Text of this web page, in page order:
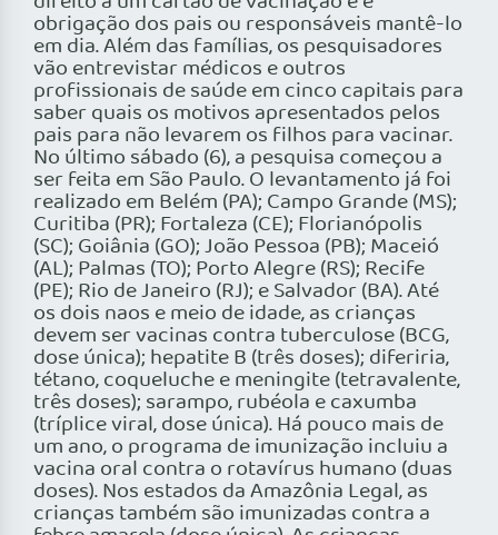
obrigação dos pais ou responsáveis mantê-lo
em dia. Além das famílias, os pesquisadores
vão entrevistar médicos e outros
profissionais de saúde em cinco capitais para
saber quais os motivos apresentados pelos
pais para não levarem os filhos para vacinar.
No último sábado (6), a pesquisa começou a
ser feita em São Paulo. O levantamento já foi
realizado em Belém (PA); Campo Grande (MS);
Curitiba (PR); Fortaleza (CE); Florianópolis
(SC); Goiânia (GO); João Pessoa (PB); Maceió
(AL); Palmas (TO); Porto Alegre (RS); Recife
(PE); Rio de Janeiro (RJ); e Salvador (BA). Até
os dois naos e meio de idade, as crianças
devem ser vacinas contra tuberculose (BCG,
dose única); hepatite B (três doses); diferiria,
tétano, coqueluche e meningite (tetravalente,
três doses); sarampo, rubéola e caxumba
(tríplice viral, dose única). Há pouco mais de
um ano, o programa de imunização incluiu a
vacina oral contra o rotavírus humano (duas
doses). Nos estados da Amazônia Legal, as
crianças também são imunizadas contra a